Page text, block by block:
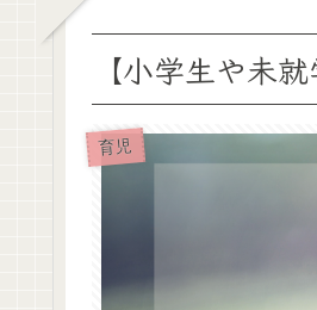
【小学生や未
育児